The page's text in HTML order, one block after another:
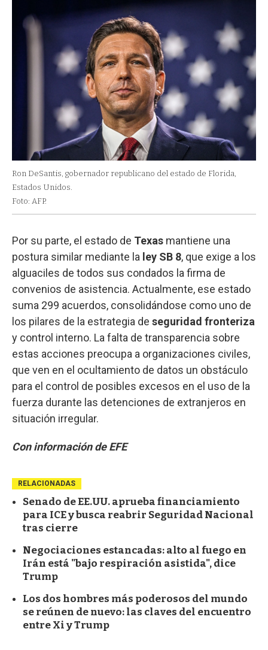
Ron DeSantis, gobernador republicano del estado de Florida,
Estados Unidos.
Foto: AFP.
Por su parte, el estado de Texas mantiene una
postura similar mediante la ley SB 8, que exige a los
alguaciles de todos sus condados la firma de
convenios de asistencia. Actualmente, ese estado
suma 299 acuerdos, consolidándose como uno de
los pilares de la estrategia de seguridad fronteriza
y control interno. La falta de transparencia sobre
estas acciones preocupa a organizaciones civiles,
que ven en el ocultamiento de datos un obstáculo
para el control de posibles excesos en el uso de la
fuerza durante las detenciones de extranjeros en
situación irregular.
Con información de EFE
RELACIONADAS
Senado de EE.UU. aprueba financiamiento
para ICE y busca reabrir Seguridad Nacional
tras cierre
Negociaciones estancadas: alto al fuego en
Irán está "bajo respiración asistida", dice
Trump
Los dos hombres más poderosos del mundo
se reúnen de nuevo: las claves del encuentro
entre Xi y Trump